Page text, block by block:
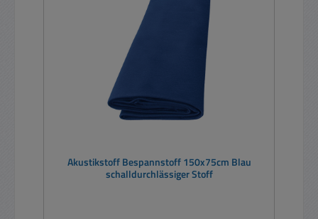
Akustikstoff Bespannstoff 150x75cm Blau
schalldurchlässiger Stoff